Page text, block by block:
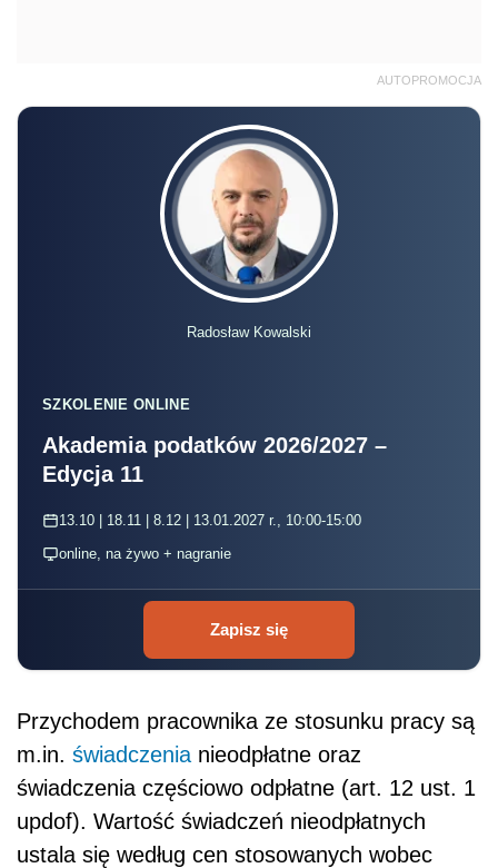
AUTOPROMOCJA
Radosław Kowalski
SZKOLENIE ONLINE
Akademia podatków 2026/2027 –
Edycja 11
13.10 | 18.11 | 8.12 | 13.01.2027 r., 10:00-15:00
online, na żywo + nagranie
Zapisz się
Przychodem pracownika ze stosunku pracy są
m.in. świadczenia nieodpłatne oraz
świadczenia częściowo odpłatne (art. 12 ust. 1
updof). Wartość świadczeń nieodpłatnych
ustala się według cen stosowanych wobec